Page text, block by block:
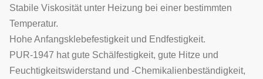
Stabile Viskosität unter Heizung bei einer bestimmten
Temperatur.
Hohe Anfangsklebefestigkeit und Endfestigkeit.
PUR-1947 hat gute Schälfestigkeit, gute Hitze und
Feuchtigkeitswiderstand und -Chemikalienbeständigkeit,